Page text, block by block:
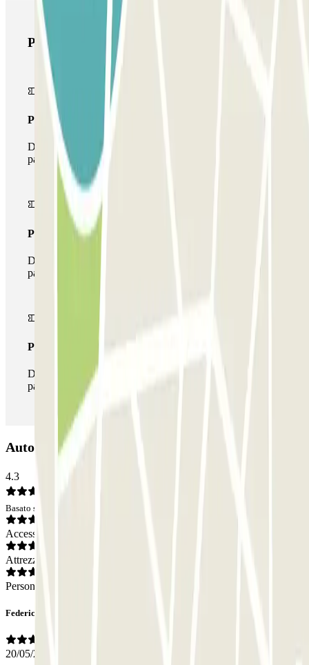
Prodotti di Parclick
Pass unico
Durante il tuo soggiorno potrai entrare e uscire dal
parcheggio una sola volta
Pass multiparking
Durante il tuo soggiorno potrai usufruire dell'intera rete di
parcheggi disponibili su Parclick.
Pass illlimitato
Durante il tuo soggiorno potrai entrare e uscire dal
parcheggio tutte le volte che vorrai.
Autoparking Porta Pia: Opinioni
4.3
Basato su 3 opinioni
Accesso
Attrezzatura
Personale
Federico
20/05/2026